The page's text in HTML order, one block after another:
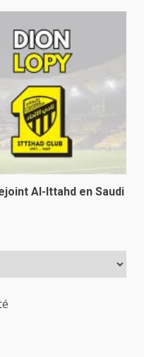
Al-Ittahd en Saudi